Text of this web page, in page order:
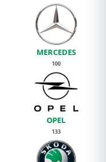
MERCEDES
100
OPEL
133